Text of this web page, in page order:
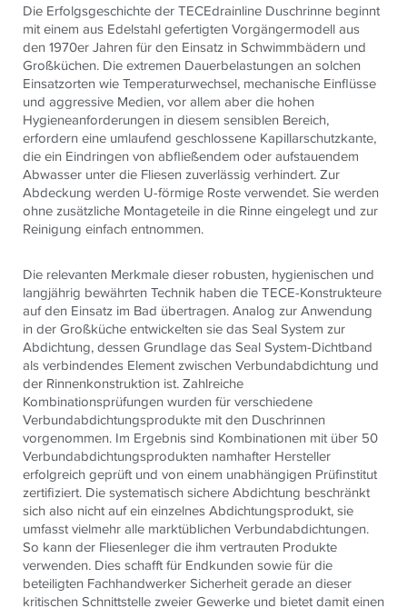
Die Erfolgsgeschichte der TECEdrainline Duschrinne beginnt
mit einem aus Edelstahl gefertigten Vorgängermodell aus
den 1970er Jahren für den Einsatz in Schwimmbädern und
Großküchen. Die extremen Dauerbelastungen an solchen
Einsatzorten wie Temperaturwechsel, mechanische Einflüsse
und aggressive Medien, vor allem aber die hohen
Hygieneanforderungen in diesem sensiblen Bereich,
erfordern eine umlaufend geschlossene Kapillarschutzkante,
die ein Eindringen von abfließendem oder aufstauendem
Abwasser unter die Fliesen zuverlässig verhindert. Zur
Abdeckung werden U-förmige Roste verwendet. Sie werden
ohne zusätzliche Montageteile in die Rinne eingelegt und zur
Reinigung einfach entnommen.
Die relevanten Merkmale dieser robusten, hygienischen und
langjährig bewährten Technik haben die TECE-Konstrukteure
auf den Einsatz im Bad übertragen. Analog zur Anwendung
in der Großküche entwickelten sie das Seal System zur
Abdichtung, dessen Grundlage das Seal System-Dichtband
als verbindendes Element zwischen Verbundabdichtung und
der Rinnenkonstruktion ist. Zahlreiche
Kombinationsprüfungen wurden für verschiedene
Verbundabdichtungsprodukte mit den Duschrinnen
vorgenommen. Im Ergebnis sind Kombinationen mit über 50
Verbundabdichtungsprodukten namhafter Hersteller
erfolgreich geprüft und von einem unabhängigen Prüfinstitut
zertifiziert. Die systematisch sichere Abdichtung beschränkt
sich also nicht auf ein einzelnes Abdichtungsprodukt, sie
umfasst vielmehr alle marktüblichen Verbundabdichtungen.
So kann der Fliesenleger die ihm vertrauten Produkte
verwenden. Dies schafft für Endkunden sowie für die
beteiligten Fachhandwerker Sicherheit gerade an dieser
kritischen Schnittstelle zweier Gewerke und bietet damit einen